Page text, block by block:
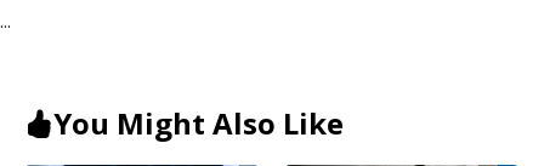
...
You Might Also Like